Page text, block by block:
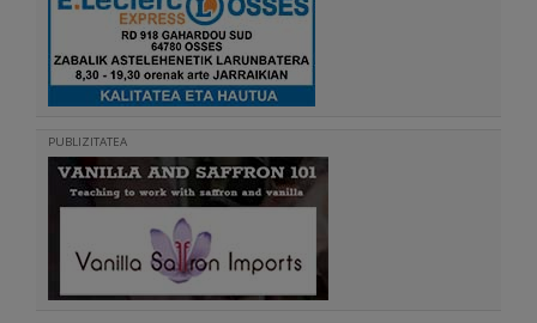
PUBLIZITATEA